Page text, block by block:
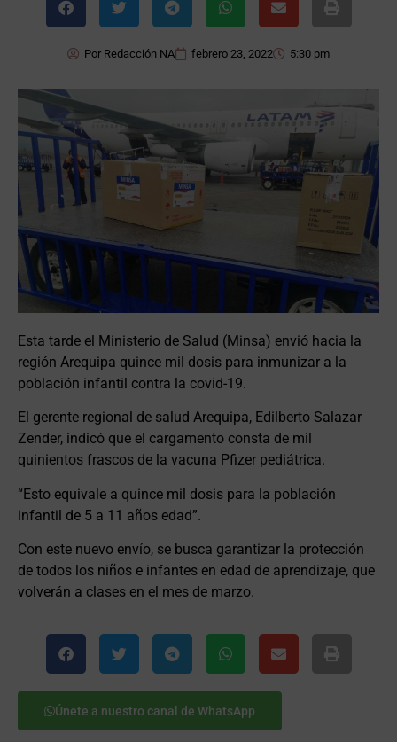
Por Redacción NA febrero 23, 2022 5:30 pm
Esta tarde el Ministerio de Salud (Minsa) envió hacia la
región Arequipa quince mil dosis para inmunizar a la
población infantil contra la covid-19.
El gerente regional de salud Arequipa, Edilberto Salazar
Zender, indicó que el cargamento consta de mil
quinientos frascos de la vacuna Pfizer pediátrica.
“Esto equivale a quince mil dosis para la población
infantil de 5 a 11 años edad”.
Con este nuevo envío, se busca garantizar la protección
de todos los niños e infantes en edad de aprendizaje, que
volverán a clases en el mes de marzo.
Únete a nuestro canal de WhatsApp